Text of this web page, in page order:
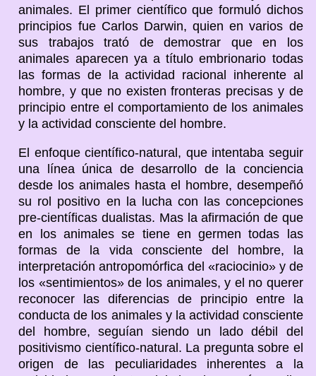
animales. El primer científico que formuló dichos
principios fue Carlos Darwin, quien en varios de
sus trabajos trató de demostrar que en los
animales aparecen ya a título embrionario todas
las formas de la actividad racional inherente al
hombre, y que no existen fronteras precisas y de
principio entre el comportamiento de los animales
y la actividad consciente del hombre.
El enfoque científico-natural, que intentaba seguir
una línea única de desarrollo de la conciencia
desde los animales hasta el hombre, desempeñó
su rol positivo en la lucha con las concepciones
pre-científicas dualistas. Mas la afirmación de que
en los animales se tiene en germen todas las
formas de la vida consciente del hombre, la
interpretación antropomórfica del «raciocinio» y de
los «sentimientos» de los animales, y el no querer
reconocer las diferencias de principio entre la
conducta de los animales y la actividad consciente
del hombre, seguían siendo un lado débil del
positivismo científico-natural. La pregunta sobre el
origen de las peculiaridades inherentes a la